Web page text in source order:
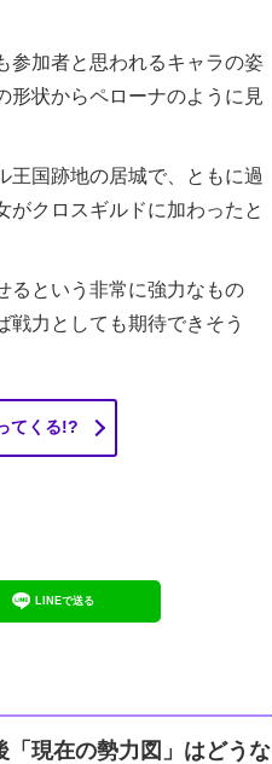
参加者と思われるキャラの姿
形状からペローナのように見
国跡地の居城で、ともに過
がクロスギルドに加わったと
るという非常に強力なもの
戦力としても期待できそう
てくる!?
LINEで送る
「現在の勢力図」はどうな